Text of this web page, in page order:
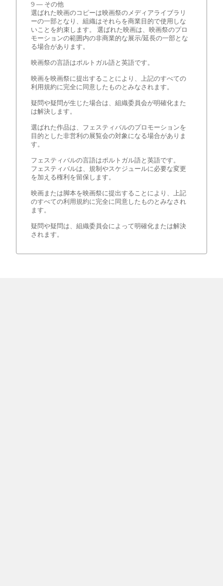
9 — その他
選ばれた映画のコピーは映画祭のメディアライブラリ
ーの一部となり、組織はそれらを商業目的で使用しな
いことを約束します。 選ばれた映画は、映画祭のプロ
モーションの範囲内の非商業的な展示/延長の一部とな
る場合があります。
映画祭の言語はポルトガル語と英語です。
映画を映画祭に提出することにより、上記のすべての
利用規約に完全に同意したものとみなされます。
疑問や疑問が生じた場合は、組織委員会が明確化また
は解決します。
選ばれた作品は、フェスティバルのプロモーションを
目的とした非営利の展覧会の対象になる場合がありま
す。
フェスティバルの言語はポルトガル語と英語です。
フェスティバルは、規制やスケジュールに必要な変更
を加える権利を留保します。
映画または脚本を映画祭に提出することにより、上記
のすべての利用規約に完全に同意したものとみなされ
ます。
疑問や疑問は、組織委員会によって明確化または解決
されます。